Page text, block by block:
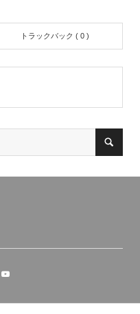
トラックバック ( 0 )